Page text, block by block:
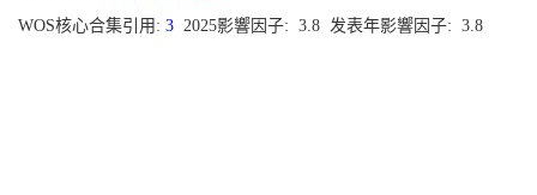
WOS核心合集引用: 3 2025影響因子: 3.8 发表年影響因子: 3.8